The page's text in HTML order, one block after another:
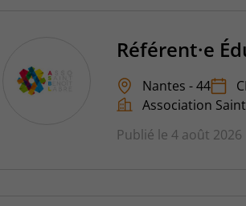
Référent·e
Nantes - 44
Association
Publié le 4 août 2026